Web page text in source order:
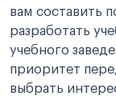
вам составить
разработать
учебного
приоритет
выбрать